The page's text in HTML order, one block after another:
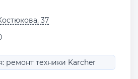
37
ремонт техники Karcher